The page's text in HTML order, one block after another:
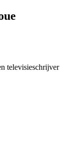
televisieschrijver